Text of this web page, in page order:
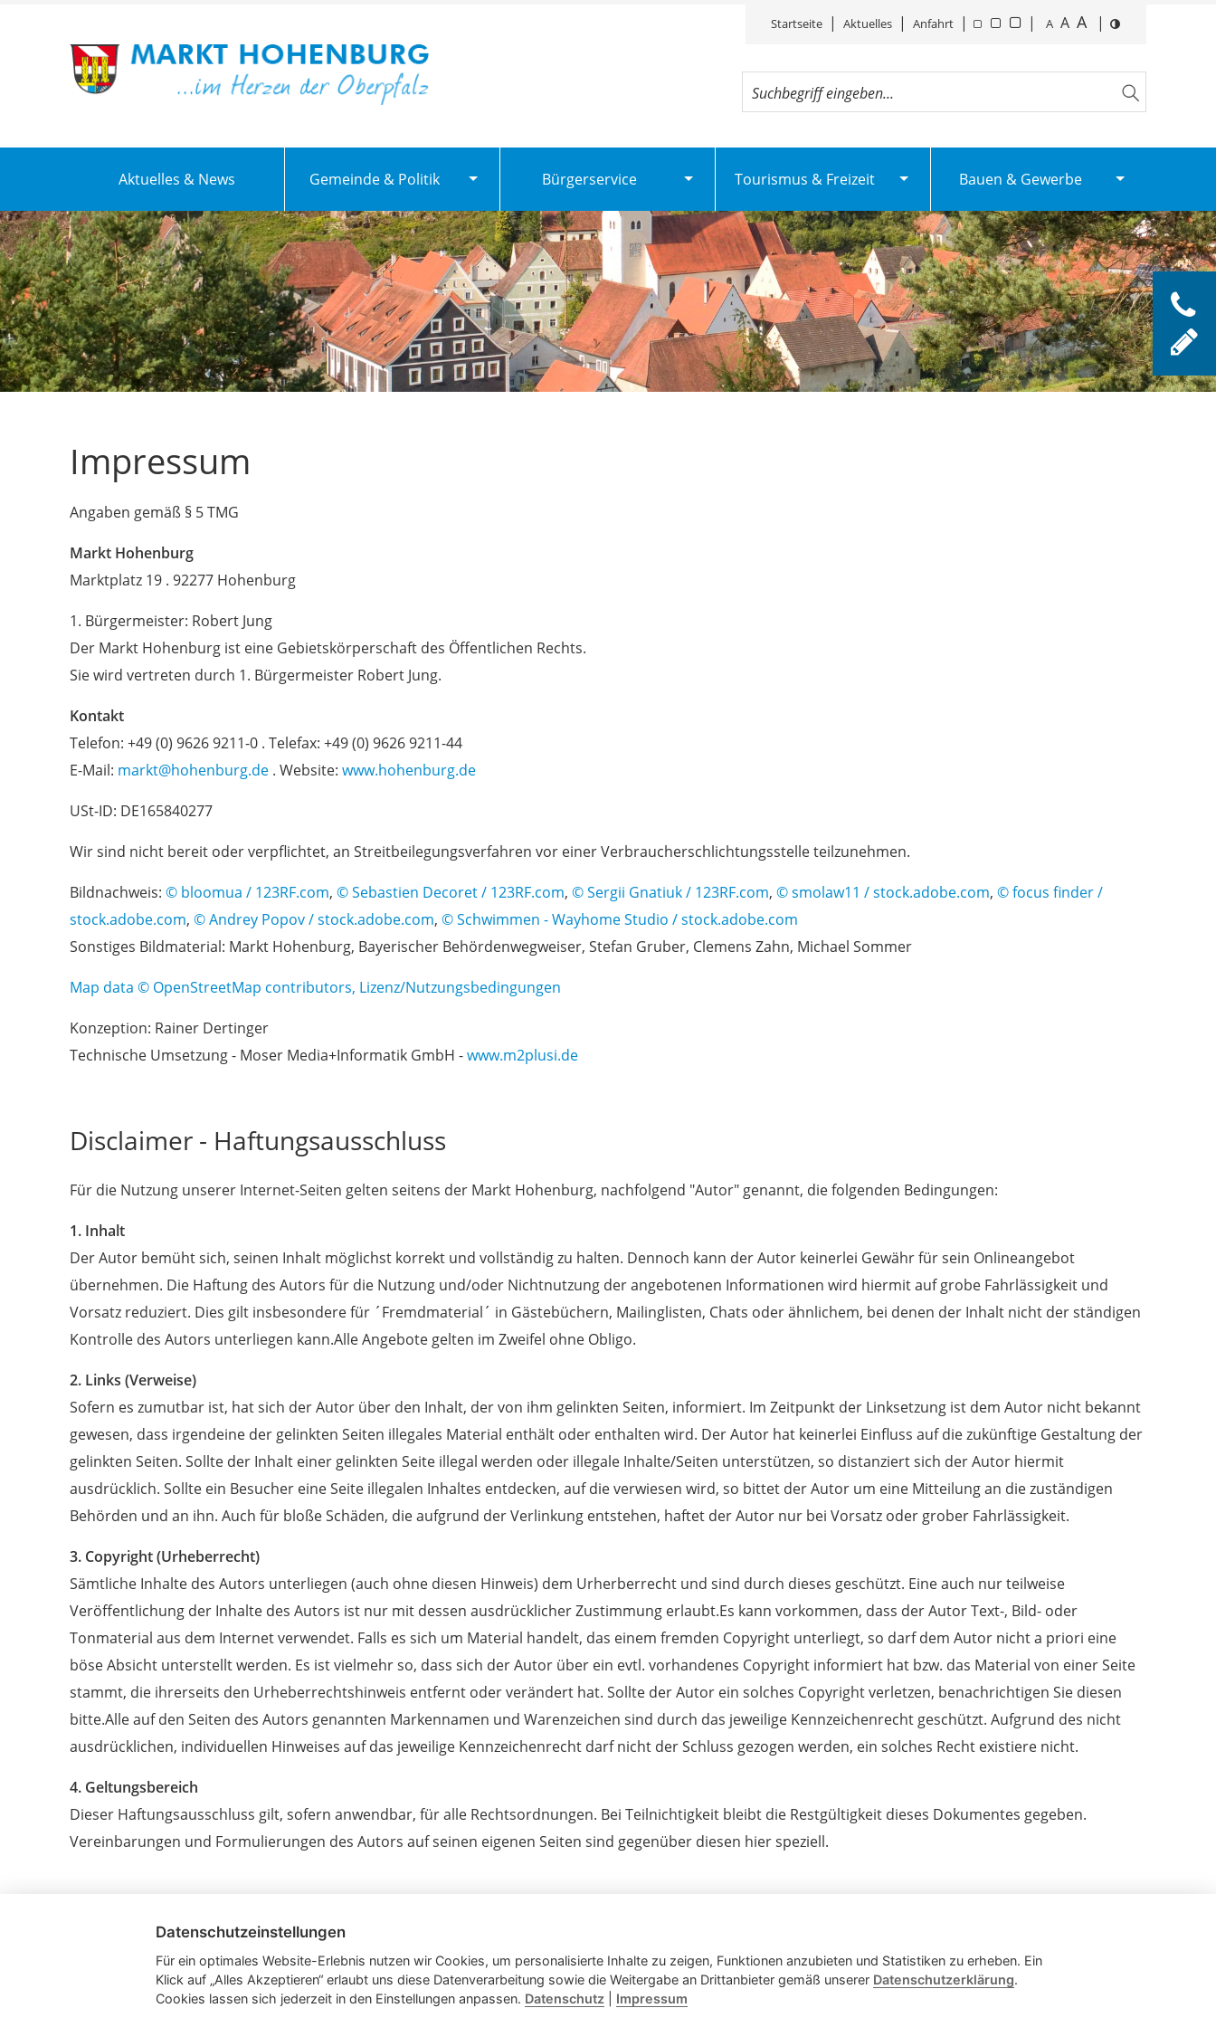
Startseite | Aktuelles | Anfahrt | | A A A |
Aktuelles & News Gemeinde & Politik Bürgerservice Tourismus & Freizeit Bauen & Gewerbe
Impressum
Angaben gemäß § 5 TMG
Markt Hohenburg
Marktplatz 19 . 92277 Hohenburg
1. Bürgermeister: Robert Jung
Der Markt Hohenburg ist eine Gebietskörperschaft des Öffentlichen Rechts.
Sie wird vertreten durch 1. Bürgermeister Robert Jung.
Kontakt
Telefon: +49 (0) 9626 9211-0 . Telefax: +49 (0) 9626 9211-44
E-Mail: markt@hohenburg.de . Website: www.hohenburg.de
USt-ID: DE165840277
Wir sind nicht bereit oder verpflichtet, an Streitbeilegungsverfahren vor einer Verbraucherschlichtungsstelle teilzunehmen.
Bildnachweis: © bloomua / 123RF.com, © Sebastien Decoret / 123RF.com, © Sergii Gnatiuk / 123RF.com, © smolaw11 / stock.adobe.com, © focus finder /
stock.adobe.com, © Andrey Popov / stock.adobe.com, © Schwimmen - Wayhome Studio / stock.adobe.com
Sonstiges Bildmaterial: Markt Hohenburg, Bayerischer Behördenwegweiser, Stefan Gruber, Clemens Zahn, Michael Sommer
Map data © OpenStreetMap contributors, Lizenz/Nutzungsbedingungen
Konzeption: Rainer Dertinger
Technische Umsetzung - Moser Media+Informatik GmbH -www.m2plusi.de
Disclaimer - Haftungsausschluss
Für die Nutzung unserer Internet-Seiten gelten seitens der Markt Hohenburg, nachfolgend "Autor" genannt, die folgenden Bedingungen:
1. Inhalt
Der Autor bemüht sich, seinen Inhalt möglichst korrekt und vollständig zu halten. Dennoch kann der Autor keinerlei Gewähr für sein Onlineangebot
übernehmen. Die Haftung des Autors für die Nutzung und/oder Nichtnutzung der angebotenen Informationen wird hiermit auf grobe Fahrlässigkeit und
Vorsatz reduziert. Dies gilt insbesondere für ´Fremdmaterial´ in Gästebüchern, Mailinglisten, Chats oder ähnlichem, bei denen der Inhalt nicht der ständigen
Kontrolle des Autors unterliegen kann.Alle Angebote gelten im Zweifel ohne Obligo.
2. Links (Verweise)
Sofern es zumutbar ist, hat sich der Autor über den Inhalt, der von ihm gelinkten Seiten, informiert. Im Zeitpunkt der Linksetzung ist dem Autor nicht bekannt
gewesen, dass irgendeine der gelinkten Seiten illegales Material enthält oder enthalten wird. Der Autor hat keinerlei Einfluss auf die zukünftige Gestaltung der
gelinkten Seiten. Sollte der Inhalt einer gelinkten Seite illegal werden oder illegale Inhalte/Seiten unterstützen, so distanziert sich der Autor hiermit
ausdrücklich. Sollte ein Besucher eine Seite illegalen Inhaltes entdecken, auf die verwiesen wird, so bittet der Autor um eine Mitteilung an die zuständigen
Behörden und an ihn. Auch für bloße Schäden, die aufgrund der Verlinkung entstehen, haftet der Autor nur bei Vorsatz oder grober Fahrlässigkeit.
3. Copyright (Urheberrecht)
Sämtliche Inhalte des Autors unterliegen (auch ohne diesen Hinweis) dem Urherberrecht und sind durch dieses geschützt. Eine auch nur teilweise
Veröffentlichung der Inhalte des Autors ist nur mit dessen ausdrücklicher Zustimmung erlaubt.Es kann vorkommen, dass der Autor Text-, Bild- oder
Tonmaterial aus dem Internet verwendet. Falls es sich um Material handelt, das einem fremden Copyright unterliegt, so darf dem Autor nicht a priori eine
böse Absicht unterstellt werden. Es ist vielmehr so, dass sich der Autor über ein evtl. vorhandenes Copyright informiert hat bzw. das Material von einer Seite
stammt, die ihrerseits den Urheberrechtshinweis entfernt oder verändert hat. Sollte der Autor ein solches Copyright verletzen, benachrichtigen Sie diesen
bitte.Alle auf den Seiten des Autors genannten Markennamen und Warenzeichen sind durch das jeweilige Kennzeichenrecht geschützt. Aufgrund des nicht
ausdrücklichen, individuellen Hinweises auf das jeweilige Kennzeichenrecht darf nicht der Schluss gezogen werden, ein solches Recht existiere nicht.
4. Geltungsbereich
Dieser Haftungsausschluss gilt, sofern anwendbar, für alle Rechtsordnungen. Bei Teilnichtigkeit bleibt die Restgültigkeit dieses Dokumentes gegeben.
Vereinbarungen und Formulierungen des Autors auf seinen eigenen Seiten sind gegenüber diesen hier speziell.
Startseite|Kontakt|Impressum|Datenschutz|Cookie-Einstellungen
Datenschutzeinstellungen
Für ein optimales Website-Erlebnis nutzen wir Cookies, um personalisierte Inhalte zu zeigen, Funktionen anzubieten und Statistiken zu erheben. Ein
Klick auf „Alles Akzeptieren“ erlaubt uns diese Datenverarbeitung sowie die Weitergabe an Drittanbieter gemäß unserer Datenschutzerklärung.
Cookies lassen sich jederzeit in den Einstellungen anpassen. Datenschutz Impressum